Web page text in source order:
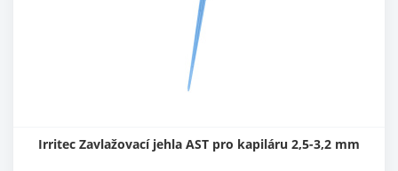
Irritec Zavlažovací jehla AST pro kapiláru 2,5-3,2 mm